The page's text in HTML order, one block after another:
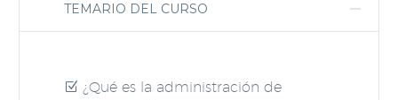
TEMARIO DEL CURSO
¿Qué es la administración de